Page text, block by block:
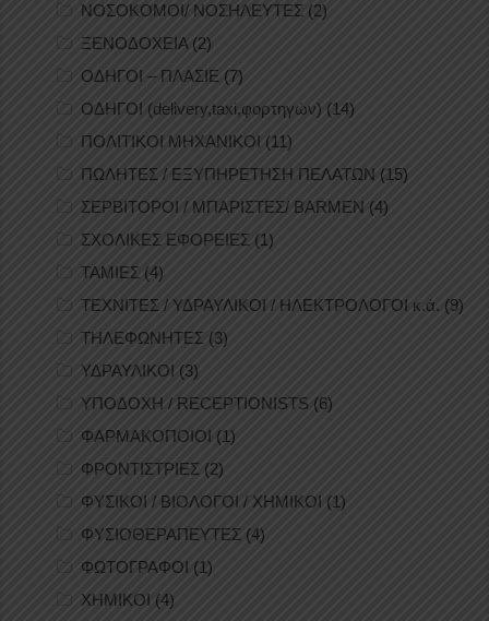
ΝΟΣΟΚΟΜΟΙ/ ΝΟΣΗΛΕΥΤΕΣ (2)
ΞΕΝΟΔΟΧΕΙΑ(2)
ΟΔΗΓΟΙ – ΠΛΑΣΙΕ (7)
ΟΔΗΓΟΙ (delivery,taxi,φορτηγών) (14)
ΠΟΛΙΤΙΚΟΙ ΜΗΧΑΝΙΚΟΙ (11)
ΠΩΛΗΤΕΣ / ΕΞΥΠΗΡΕΤΗΣΗ ΠΕΛΑΤΩΝ (15)
ΣΕΡΒΙΤΟΡΟΙ / ΜΠΑΡΙΣΤΕΣ/ BARMEN (4)
ΣΧΟΛΙΚΕΣ ΕΦΟΡΕΙΕΣ (1)
ΤΑΜΙΕΣ (4)
ΤΕΧΝΙΤΕΣ / ΥΔΡΑΥΛΙΚΟΙ / ΗΛΕΚΤΡΟΛΟΓΟΙ κ.ά. (9)
ΤΗΛΕΦΩΝΗΤΕΣ (3)
ΥΔΡΑΥΛΙΚΟΙ (3)
ΥΠΟΔΟΧΗ / RECEPTIONISTS (6)
ΦΑΡΜΑΚΟΠΟΙΟΙ (1)
ΦΡΟΝΤΙΣΤΡΙΕΣ (2)
ΦΥΣΙΚΟΙ / ΒΙΟΛΟΓΟΙ / ΧΗΜΙΚΟΙ (1)
ΦΥΣΙΟΘΕΡΑΠΕΥΤΕΣ (4)
ΦΩΤΟΓΡΑΦΟΙ (1)
ΧΗΜΙΚΟΙ (4)